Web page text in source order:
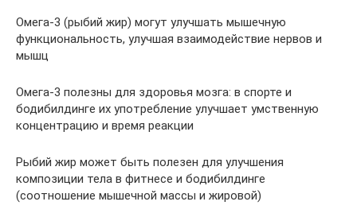
Омега-3 (рыбий жир) могут улучшать мышечную
функциональность, улучшая взаимодействие нервов и
мышц
Омега-3 полезны для здоровья мозга: в спорте и
бодибилдинге их употребление улучшает умственную
концентрацию и время реакции
Рыбий жир может быть полезен для улучшения
композиции тела в фитнесе и бодибилдинге
(соотношение мышечной массы и жировой)